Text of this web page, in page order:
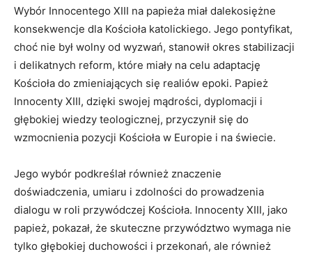
Wybór Innocentego XIII na papieża miał dalekosiężne
konsekwencje dla Kościoła katolickiego. Jego pontyfikat,
choć nie był wolny od wyzwań, stanowił okres stabilizacji
i delikatnych reform, które miały na celu adaptację
Kościoła do zmieniających się realiów epoki. Papież
Innocenty XIII, dzięki swojej mądrości, dyplomacji i
głębokiej wiedzy teologicznej, przyczynił się do
wzmocnienia pozycji Kościoła w Europie i na świecie.
Jego wybór podkreślał również znaczenie
doświadczenia, umiaru i zdolności do prowadzenia
dialogu w roli przywódczej Kościoła. Innocenty XIII, jako
papież, pokazał, że skuteczne przywództwo wymaga nie
tylko głębokiej duchowości i przekonań, ale również